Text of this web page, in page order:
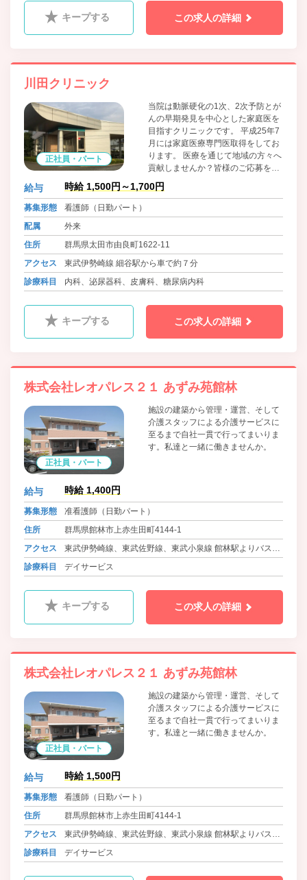
キープする この求人の詳細
川田クリニック
正社員・パート
当院は動脈硬化の1次、2次予防とが
んの早期発見を中心とした家庭医を
目指すクリニックです。 平成25年7
月には家庭医療専門医取得をしてお
ります。 医療を通じて地域の方々へ
貢献しませんか？皆様のご応募を心
よりお待ちしております。
給与 時給 1,500円～1,700円
募集形態
看護師（日勤パート）
配属
外来
住所
群馬県太田市由良町1622-11
アクセス
東武伊勢崎線 細谷駅から車で約７分
診療科目
内科、泌尿器科、皮膚科、糖尿病内科
キープする この求人の詳細
株式会社レオパレス２１ あずみ苑館林
正社員・パート
施設の建築から管理・運営、そして
介護スタッフによる介護サービスに
至るまで自社一貫で行ってまいりま
す。私達と一緒に働きませんか。
給与 時給 1,400円
募集形態
准看護師（日勤パート）
住所
群馬県館林市上赤生田町4144-1
アクセス
東武伊勢崎線、東武佐野線、東武小泉線 館林駅よりバス8
分位 徒歩1分
診療科目 デイサービス
キープする この求人の詳細
株式会社レオパレス２１ あずみ苑館林
正社員・パート
施設の建築から管理・運営、そして
介護スタッフによる介護サービスに
至るまで自社一貫で行ってまいりま
す。私達と一緒に働きませんか。
給与 時給 1,500円
募集形態
看護師（日勤パート）
住所
群馬県館林市上赤生田町4144-1
アクセス
東武伊勢崎線、東武佐野線、東武小泉線 館林駅よりバス8
分位 徒歩1分
診療科目 デイサービス